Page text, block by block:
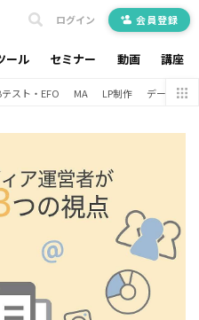
ール セミナー 動画 講座
ログイン 会員登録
スト・EFO MA LP制作 データ分析